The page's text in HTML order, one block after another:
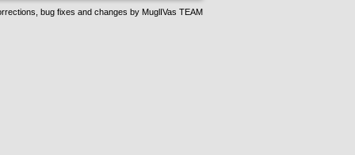
bug fixes and changes by MuglIVas TEAM